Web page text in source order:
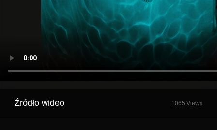
Źródło wideo 1065 Views